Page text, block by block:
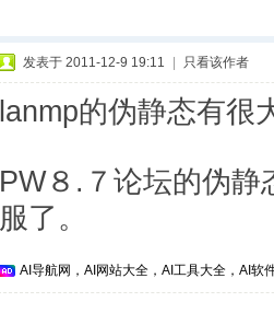
发表于 2011-12-9 19:11 只看该作者
lanmp的伪静态有很
PW８.７论坛的伪
服了。
AI导航网，AI网站大全，AI工具大全，AI软